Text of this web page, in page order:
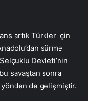
artık Türkler için
sürme
Devleti’nin
savaştan sonra
de gelişmiştir.